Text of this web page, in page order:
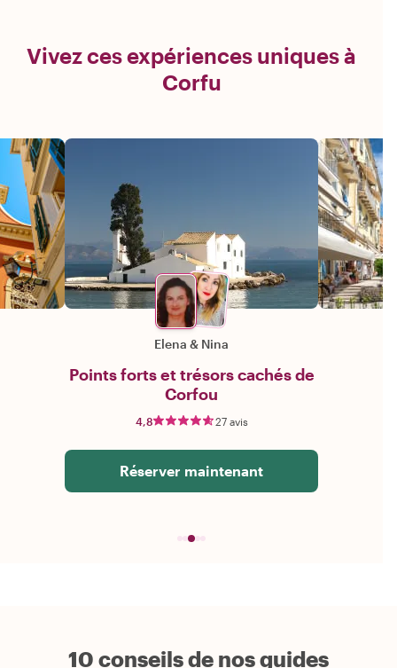
Vivez ces expériences uniques à
Corfu
Elena & Nina
Points forts et trésors cachés de
Corfou
4,8 27 avis
Réserver maintenant
10 conseils de nos guides